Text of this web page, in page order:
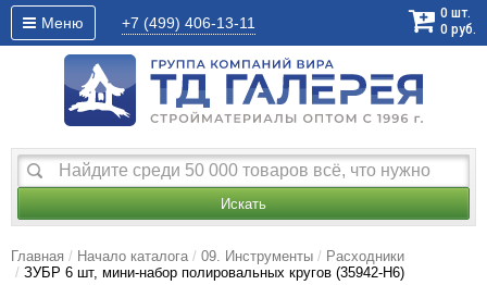
Меню +7 (499) 406-13-11
0 шт.
0 руб.
Искать
Главная Начало каталога 09. Инструменты
Расходники
ЗУБР 6 шт, мини-набор полировальных кругов (35942-H6)